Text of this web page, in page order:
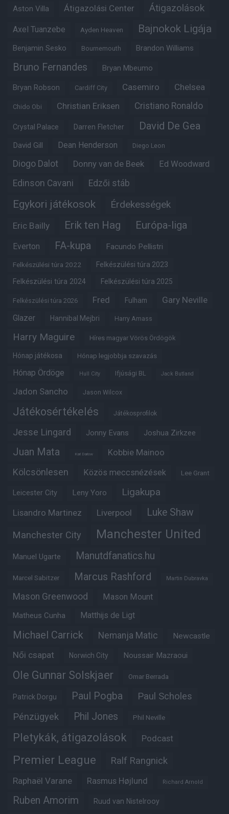
Aston Villa Átigazolási Center Átigazolások
Axel Tuanzebe Ayden Heaven Bajnokok Ligája
Benjamin Sesko Bournemouth Brandon Williams
Bruno Fernandes Bryan Mbeumo
Bryan Robson Cardiff City Casemiro Chelsea
Chido Obi Christian Eriksen Cristiano Ronaldo
Crystal Palace Darren Fletcher David De Gea
David Gill Dean Henderson Diego Leon
Diogo Dalot Donny van de Beek Ed Woodward
Edinson Cavani Edzői stáb
Egykori játékosok Érdekességek
Eric Bailly Erik ten Hag Európa-liga
Everton FA-kupa Facundo Pellistri
Felkészülési túra 2022 Felkészülési túra 2023
Felkészülési túra 2024 Felkészülési túra 2025
Felkészülési túra 2026 Fred Fulham Gary Neville
Glazer Hannibal Mejbri Harry Amass
Harry Maguire Híres magyar Vörös Ördögök
Hónap játékosa Hónap legjobbja szavazás
Hónap Ördöge Hull City Ifjúsági BL Jack Butland
Jadon Sancho Jason Wilcox
Játékosértékelés Játékosprofilok
Jesse Lingard Jonny Evans Joshua Zirkzee
Juan Mata Karl Darlow Kobbie Mainoo
Kölcsönlesen Közös meccsnézések Lee Grant
Leicester City Leny Yoro Ligakupa
Lisandro Martinez Liverpool Luke Shaw
Manchester City Manchester United
Manuel Ugarte Manutdfanatics.hu
Marcel Sabitzer Marcus Rashford Martin Dubravka
Mason Greenwood Mason Mount
Matheus Cunha Matthijs de Ligt
Michael Carrick Nemanja Matic Newcastle
Női csapat Norwich City Noussair Mazraoui
Ole Gunnar Solskjaer Omar Berrada
Patrick Dorgu Paul Pogba Paul Scholes
Pénzügyek Phil Jones Phil Neville
Pletykák, átigazolások Podcast
Premier League Ralf Rangnick
Raphaël Varane Rasmus Højlund Richard Arnold
Ruben Amorim Ruud van Nistelrooy